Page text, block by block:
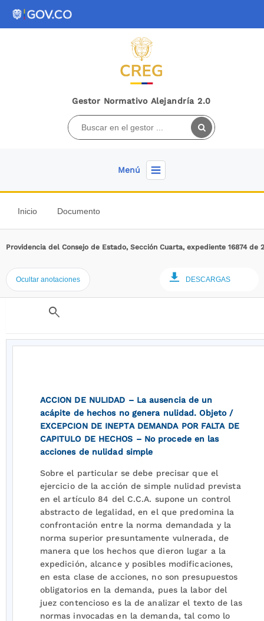
Gestor Normativo Alejandría 2.0
Menú
Inicio Documento
Providencia del Consejo de Estado, Sección Cuarta, expediente 16874 de
Ocultar anotaciones DESCARGAS
search
ACCION DE NULIDAD – La ausencia de un
acápite de hechos no genera nulidad. Objeto /
EXCEPCION DE INEPTA DEMANDA POR FALTA DE
CAPITULO DE HECHOS – No procede en las
acciones de nulidad simple
Sobre el particular se debe precisar que el
ejercicio de la acción de simple nulidad prevista
en el artículo 84 del C.C.A. supone un control
abstracto de legalidad, en el que predomina la
confrontación entre la norma demandada y la
norma superior presuntamente vulnerada, de
manera que los hechos que dieron lugar a la
expedición, alcance y posibles modificaciones,
en esta clase de acciones, no son presupuestos
obligatorios en la demanda, pues la labor del
juez contencioso es la de analizar el texto de las
normas invocadas en la demanda, tal como lo